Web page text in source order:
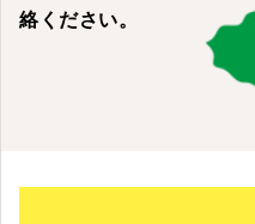
絡ください。